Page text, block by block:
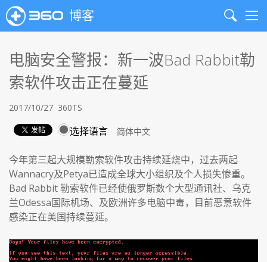
博客
Search
电脑安全警报：新一波Bad Rabbit勒
索软件攻击正在蔓延
2017/10/27 360TS
选择语言
今年第三起大规模勒索软件攻击持续延烧中，过去两起
Wannacry及Petya已造成全球大小组织及个人损失惨重。
Bad Rabbit 勒索软件已经使俄罗斯数个大型通讯社、乌克
兰Odessa国际机场、及欧洲许多电脑中毒，目前恶意软件
感染正在美国持续蔓延。